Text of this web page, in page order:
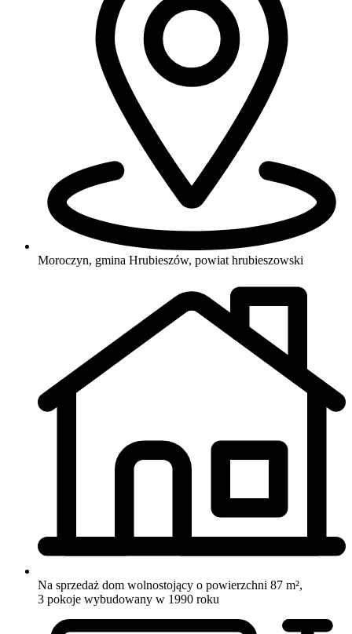
Moroczyn, gmina Hrubieszów, powiat hrubieszowski
Na sprzedaż dom wolnostojący o powierzchni 87 m²,
3 pokoje wybudowany w 1990 roku